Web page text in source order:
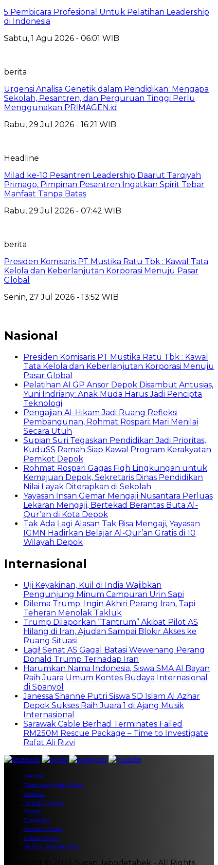
5 Pembicara Profesional Untuk Pelatihan Leadership
di Indonesia
Sabtu, 1 Agu 2026 - 06:01 WIB
berita
Urgensi Analisa Genetik dalam Pendidikan: Mengapa
Sekolah, Pesantren, dan Perguruan Tinggi Perlu
Menggunakan PRIMAGEN.id
Rabu, 29 Jul 2026 - 16:21 WIB
Headline
Milad ke-10 Pesantren Leadership Daarut Tarqiyah
Primago, Pimpinan Pesantren Ingatkan Spirit Tebar
Manfaat Tanpa Batas
Rabu, 29 Jul 2026 - 07:42 WIB
berita
Presiden Komisaris PT Mustika Ratu Tbk : Kawal Tata
Kelola dan Keberlanjutan Korporasi Menuju Pasar
Global
Senin, 27 Jul 2026 - 13:52 WIB
Nasional
Presiden Komisaris PT Mustika Ratu Tbk : Kawal
Tata Kelola dan Keberlanjutan Korporasi Menuju
Pasar Global
Pelatihan AI GP Ansor Depok Disambut Antusias,
Yuni Indriany: Anak Muda Harus Jadi Pencipta
Teknologi
Pengajian Al-Hikam Jadi Ruang Refleksi
Pembangunan, Rohmat Rospari: Mari Menilai
Secara Utuh
Supian Suri Tegaskan Pendidikan Jadi Prioritas,
KuduSS Ramah Siap Kawal Program Kerakyatan
Pemkot Depok
Rohmat Rospari Gagas Fiqh Lingkungan untuk
Kemajuan Depok, Sekretaris Dinas Pendidikan
Nilai Layak Diterapkan di Sekolah
Yayasan Insan Gemar Mengaji Nusantara Perluas
Lekaran Mengaji, Bertekad Berantas Buta Al-
Qur’an di Kota Depok
Tak Ada Lagi Alasan Tak Bisa Mengaji, Yayasan
IGMN Hadirkan Belajar Al-Qur’an Gratis di 10
Wilayah Depok
Internasional
Uji Keyakinan, Kuil di India Wajibkan
Pengunjung Minum Campuran Urin Sapi
Dilema Trump: Ingin Akhiri Perang Iran, Tapi
Teheran Menolak Takluk
Trump Dilaporkan “Tantrum” Akibat Pilot AS
Hilang di Iran, Ajudan Sampai Blokir Akses ke
Ruang Situasi
Lagi! Senat AS Gagal Batasi Wewenang Perang
Donald Trump Terhadap Iran
Harumkan Nama Indonesia, Siswa SMA Al Bayan
Raih Juara Umum Kontes Budaya Internasional
di Spanyol
Janessa Shanne Putri Siswa SD Islam Al Azhar
Depok Sukses Raih Juara 1 di Ajang Musik
Internasional
Sarawak Cable Berhad Terminates Failed
RM250M Rescue Package – Time to Investigate
Rafat Ali Rizvi
Alamat
Pedoman Media Siber
Redaksi
Tentang Kami
Footer
Entertain
Privacy Policy
Indeks Berita
Siaran Jabodetabek
Copyright © 2026 Siaran Jabodetabek - All Rights